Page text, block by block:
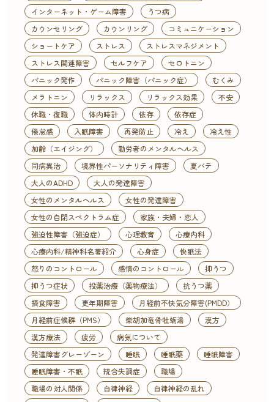
インターネット・ゲーム障害
うつ病
カウンセリング
カウンリング
コミュニケーション
ショートケア
ストレス
ストレスマネジメント
ストレス関連障害
セルフケア
セロトニン
パニック発作
パニック障害（パニック症）
むくみ
メラトニン
リラックス リラックス効果
不安
休職・復職
体内時計 依存
依存症
倦怠感
入眠障害 再発防止 冷え
冷え性
加齢（エイジング）
勤労者のメンタルヘルス
同病異治
境界性パーソナリティ障害
夏バテ
大人のADHD
大人の発達障害
女性のメンタルヘルス
女性の発達障害
女性の自閉スペクトラム症
家族・夫婦・恋人
強迫性障害（強迫症）
心理教育
心療内科
心療内科/精神科名著紹介
心身症
快眠法
怒りのコントロール
感情のコントロール
抑うつ
抑うつ症状
投薬治療（薬物療法）
抗うつ薬
摂食障害
更年期障害
月経前不快気分障害(PMDD）
月経前症候群（PMS）
柴胡加竜骨牡蛎湯
漢方
漢方療法
疲労
病気について
発達障害グレーゾーン
睡眠 睡眠薬
睡眠障害
睡眠障害・不眠
統合失調症
職場
職場の対人関係
自律神経
自律神経の乱れ